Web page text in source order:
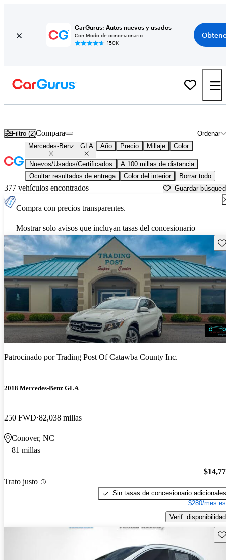
CarGurus: Autos nuevos y usados
Con Modo de concesionario
150K+
Filtro (2) Ordenar
Compara
Mercedes-Benz GLA Año Precio Millaje Color
Nuevos/Usados/Certificados
A 100 millas de distancia
Ocultar resultados de entrega
Color del interior Borrar todo
377 vehículos encontrados Guardar
Compra con precios transparentes.
Mostrar solo avisos que incluyan tasas del concesionario
Patrocinado porTrading Post Of Catawba County Inc.
2018 Mercedes-Benz GLA
250 FWD 82,038 millas
Conover, NC
81 millas
Trato justo
Sin tasas de concesionario adicionales
$280/mes
Verif. disponibilidad